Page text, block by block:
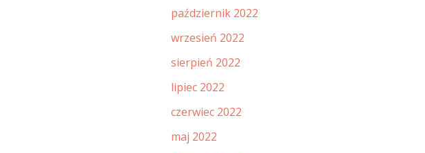
październik 2022
wrzesień 2022
sierpień 2022
lipiec 2022
czerwiec 2022
maj 2022